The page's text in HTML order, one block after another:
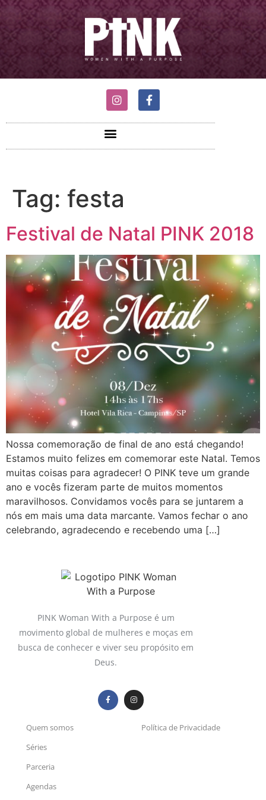
Tag: festa
Festival de Natal PINK 2018
Nossa comemoração de final de ano está chegando!
Estamos muito felizes em comemorar este Natal. Temos
muitas coisas para agradecer! O PINK teve um grande
ano e vocês fizeram parte de muitos momentos
maravilhosos. Convidamos vocês para se juntarem a
nós em mais uma data marcante. Vamos fechar o ano
celebrando, agradecendo e recebendo uma […]
PINK Woman With a Purpose é um
movimento global de mulheres e moças em
busca de conhecer e viver seu propósito em
Deus.
Quem somos
Séries
Parceria
Agendas
Política de Privacidade